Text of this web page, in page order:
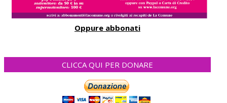
Oppure abbonati
CLICCA QUI PER DONARE